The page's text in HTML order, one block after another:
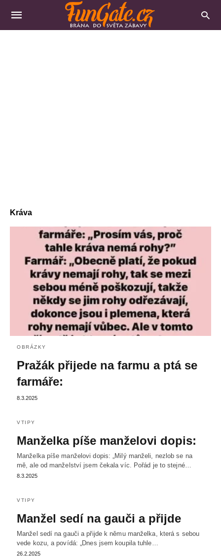
Kráva
OBRÁZKY
Pražák přijede na farmu a ptá se
farmáře:
8.3.2025
VTIPY
Manželka píše manželovi dopis:
Manželka píše manželovi dopis: „Milý manželi, nezlob se na
mě, ale od manželství jsem čekala víc. Pořád je to stejné…
8.3.2025
VTIPY
Manžel sedí na gauči a přijde
Manžel sedí na gauči a přijde k němu manželka, která s sebou
vede kozu, a povídá: „Dnes jsem koupila tuhle…
26.2.2025